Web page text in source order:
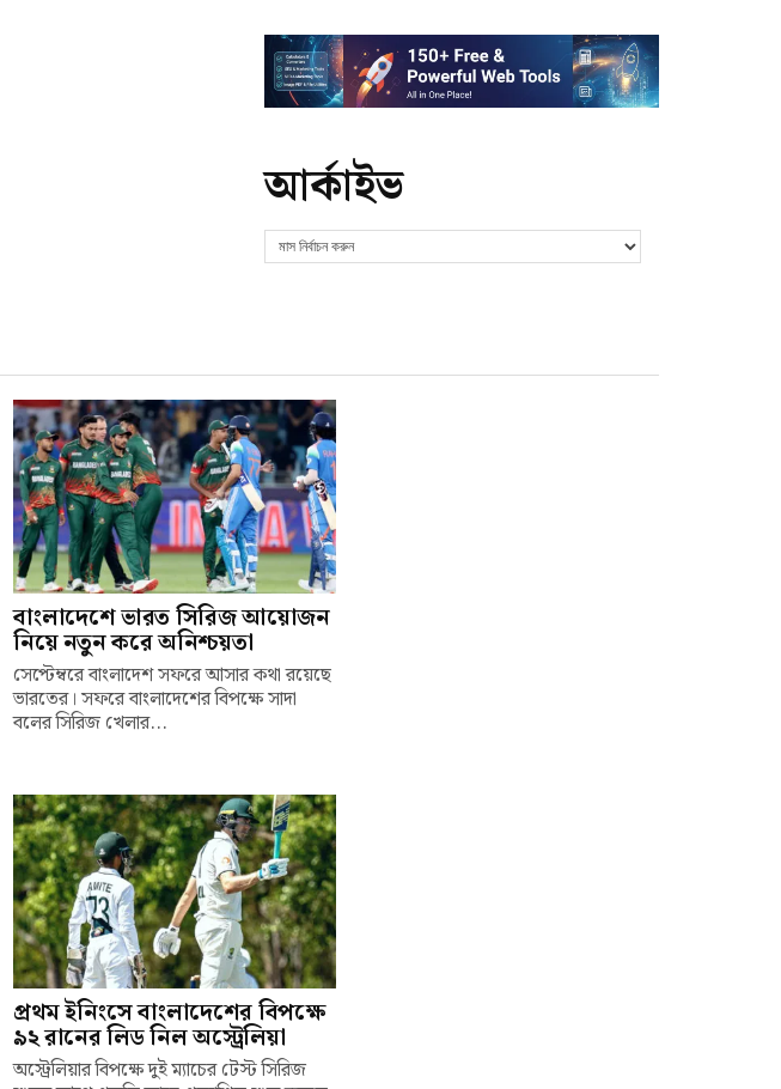
আর্কাইভ
বাংলাদেশে ভারত সিরিজ আয়োজন
নিয়ে নতুন করে অনিশ্চয়তা
সেপ্টেম্বরে বাংলাদেশ সফরে আসার কথা রয়েছে
ভারতের। সফরে বাংলাদেশের বিপক্ষে সাদা
বলের সিরিজ খেলার...
প্রথম ইনিংসে বাংলাদেশের বিপক্ষে
৯২ রানের লিড নিল অস্ট্রেলিয়া
অস্ট্রেলিয়ার বিপক্ষে দুই ম্যাচের টেস্ট সিরিজ